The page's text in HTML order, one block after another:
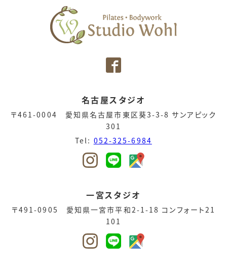
名古屋スタジオ
〒461-0004 愛知県名古屋市東区葵3-3-8 サンアピック
301
Tel: 052-325-6984
一宮スタジオ
〒491-0905 愛知県一宮市平和2-1-18 コンフォート21
101